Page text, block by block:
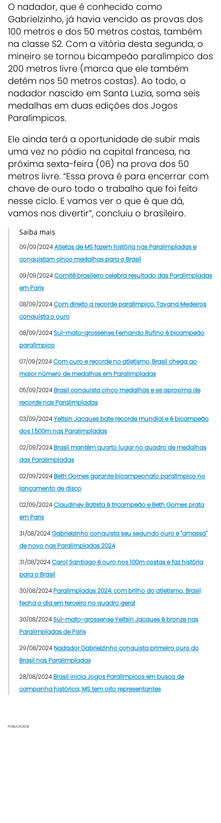
O nadador, que é conhecido como
Gabrielzinho, já havia vencido as provas dos
100 metros e dos 50 metros costas, também
na classe S2. Com a vitória desta segunda, o
mineiro se tornou bicampeão paralímpico dos
200 metros livre (marca que ele também
detém nos 50 metros costas). Ao todo, o
nadador nascido em Santa Luzia, soma seis
medalhas em duas edições dos Jogos
Paralímpicos.
Ele ainda terá a oportunidade de subir mais
uma vez no pódio na capital francesa, na
próxima sexta-feira (06) na prova dos 50
metros livre. “Essa prova é para encerrar com
chave de ouro todo o trabalho que foi feito
nesse ciclo. E vamos ver o que é que dá,
vamos nos divertir”, concluiu o brasileiro.
Saiba mais
09/09/2024Atletas de MS fazem história nas Paralimpíadas e
conquistam cinco medalhas para o Brasil
09/09/2024Comitê brasileiro celebra resultado das Paralimpíadas
em Paris
08/09/2024Com direito a recorde paralímpico, Tayana Medeiros
conquista o ouro
08/09/2024Sul-mato-grossense Fernando Rufino é bicampeão
paralímpico
07/09/2024Com ouro e recorde no atletismo, Brasil chega ao
maior número de medalhas em Paralimpíadas
05/09/2024 Brasil conquista cinco medalhas e se aproxima de
recorde nas Paralimpíadas
03/09/2024Yeltsin Jacques bate recorde mundial e é bicampeão
dos 1.500m nas Paralimpíadas
02/09/2024 Brasil mantém quarto lugar no quadro de medalhas
das Paralimpíadas
02/09/2024 Beth Gomes garante bicampeonato paralímpico no
lançamento de disco
02/09/2024Claudiney Batista é tricampeão e Beth Gomes prata
em Paris
31/08/2024Gabrielzinho conquista seu segundo ouro e "amassa"
de novo nas Paralimpíadas 2024
31/08/2024Carol Santiago é ouro nos 100m costas e faz história
para o Brasil
30/08/2024 Paralimpíadas 2024: com brilho do atletismo, Brasil
fecha o dia em terceiro no quadro geral
30/08/2024Sul-mato-grossense Yeltsin Jacques é bronze nas
Paralimpíadas de Paris
29/08/2024 Nadador Gabrielzinho conquista primeiro ouro do
Brasil nas Paralimpíadas
28/08/2024 Brasil inicia Jogos Paralímpicos em busca de
campanha histórica; MS tem oito representantes
PUBLICIDADE